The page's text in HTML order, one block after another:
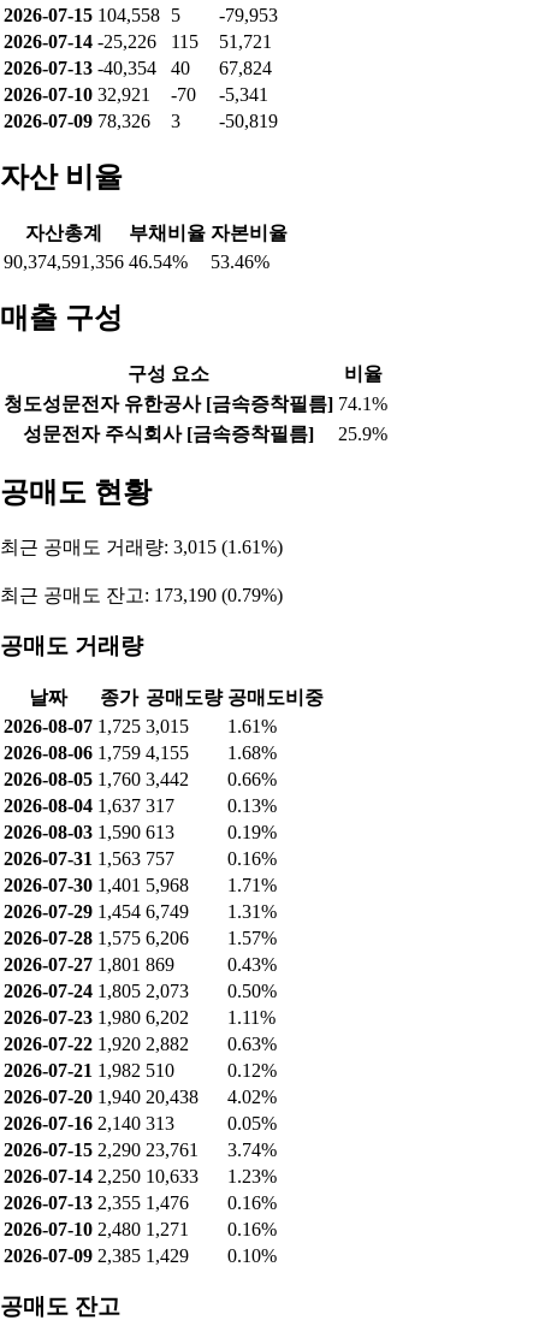
2026-07-15 104,558 5
-79,953
2026-07-14 -25,226 115
51,721
2026-07-13 -40,354 40
67,824
2026-07-10 32,921 -70
-5,341
2026-07-09 78,326 3 -50,819
자산 비율
자산총계 부채비율 자본비율
90,374,591,356 46.54% 53.46%
매출 구성
구성 요소
비율
청도성문전자 유한공사 [금속증착필름] 74.1%
성문전자 주식회사 [금속증착필름]
25.9%
공매도 현황
최근 공매도 거래량: 3,015 (1.61%)
최근 공매도 잔고: 173,190 (0.79%)
공매도 거래량
날짜 종가 공매도량 공매도비중
2026-08-07 1,725 3,015
1.61%
2026-08-06 1,759 4,155
1.68%
2026-08-05 1,760 3,442
0.66%
2026-08-04 1,637 317
0.13%
2026-08-03 1,590 613
0.19%
2026-07-31 1,563 757
0.16%
2026-07-30 1,401 5,968
1.71%
2026-07-29 1,454 6,749
1.31%
2026-07-28 1,575 6,206
1.57%
2026-07-27 1,801 869
0.43%
2026-07-24 1,805 2,073
0.50%
2026-07-23 1,980 6,202
1.11%
2026-07-22 1,920 2,882
0.63%
2026-07-21 1,982 510
0.12%
2026-07-20 1,940 20,438
4.02%
2026-07-16 2,140 313
0.05%
2026-07-15 2,290 23,761
3.74%
2026-07-14 2,250 10,633
1.23%
2026-07-13 2,355 1,476
0.16%
2026-07-10 2,480 1,271
0.16%
2026-07-09 2,385 1,429 0.10%
공매도 잔고